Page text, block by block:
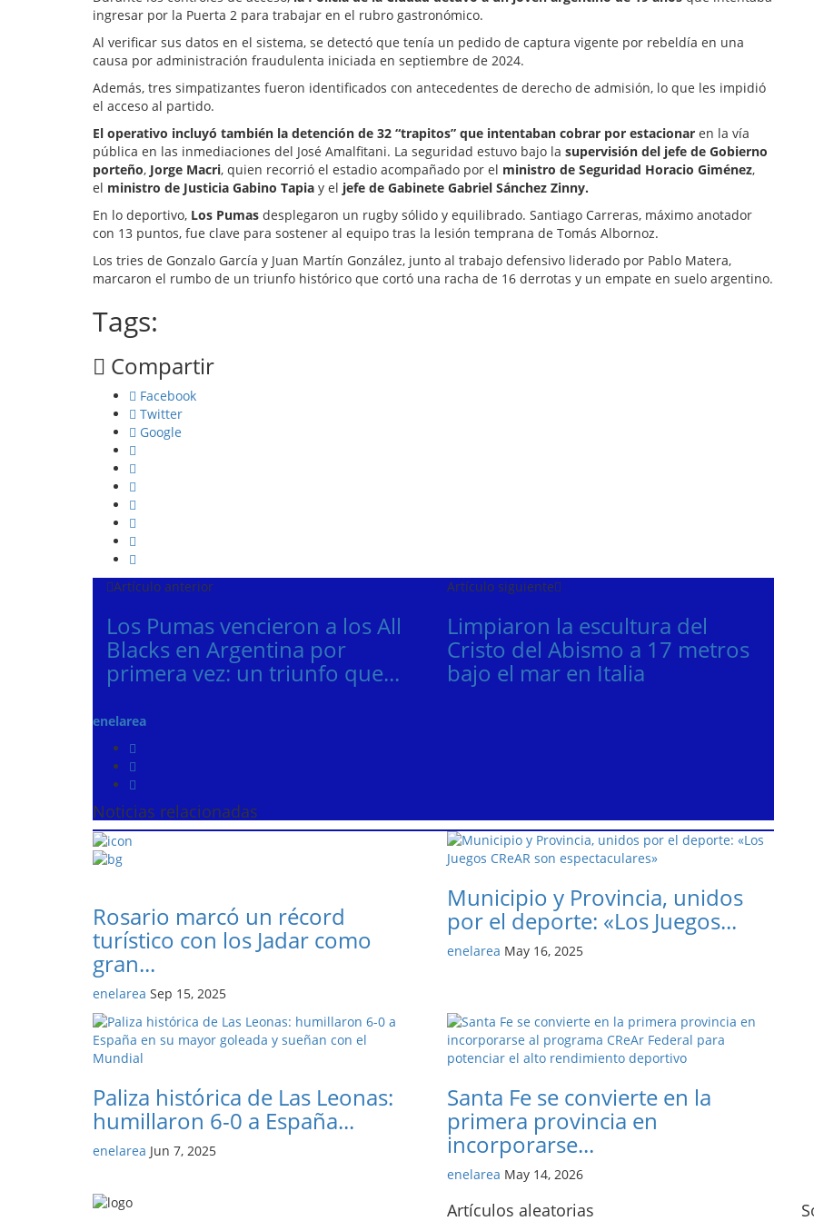
ingresar por la Puerta 2 para trabajar en el rubro gastronómico.
Al verificar sus datos en el sistema, se detectó que tenía un pedido de captura vigente por rebeldía en una
causa por administración fraudulenta iniciada en septiembre de 2024.
Además, tres simpatizantes fueron identificados con antecedentes de derecho de admisión, lo que les impidió
el acceso al partido.
El operativo incluyó también la detención de 32 “trapitos” que intentaban cobrar por estacionar en la vía
pública en las inmediaciones del José Amalfitani. La seguridad estuvo bajo la supervisión del jefe de Gobierno
porteño, Jorge Macri, quien recorrió el estadio acompañado por el ministro de Seguridad Horacio Giménez,
el ministro de Justicia Gabino Tapia y el jefe de Gabinete Gabriel Sánchez Zinny.
En lo deportivo, Los Pumas desplegaron un rugby sólido y equilibrado. Santiago Carreras, máximo anotador
con 13 puntos, fue clave para sostener al equipo tras la lesión temprana de Tomás Albornoz.
Los tries de Gonzalo García y Juan Martín González, junto al trabajo defensivo liderado por Pablo Matera,
marcaron el rumbo de un triunfo histórico que cortó una racha de 16 derrotas y un empate en suelo argentino.
Tags:
Compartir
Facebook
Twitter
Google
Artículo anterior
Los Pumas vencieron a los All
Blacks en Argentina por
primera vez: un triunfo que...
Artículo siguiente
Limpiaron la escultura del
Cristo del Abismo a 17 metros
bajo el mar en Italia
enelarea
Noticias relacionadas
Rosario marcó un récord
turístico con los Jadar como
gran...
enelarea Sep 15, 2025
Municipio y Provincia, unidos
por el deporte: «Los Juegos...
enelarea May 16, 2025
Paliza histórica de Las Leonas:
humillaron 6-0 a España...
enelarea Jun 7, 2025
Santa Fe se convierte en la
primera provincia en
incorporarse...
enelarea May 14, 2026
Artículos aleatorias